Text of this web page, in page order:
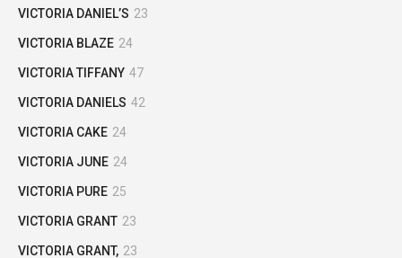
VICTORIA DANIEL’S 23
VICTORIA BLAZE 24
VICTORIA TIFFANY 47
VICTORIA DANIELS 42
VICTORIA CAKE 24
VICTORIA JUNE 24
VICTORIA PURE 25
VICTORIA GRANT 23
VICTORIA GRANT, 23